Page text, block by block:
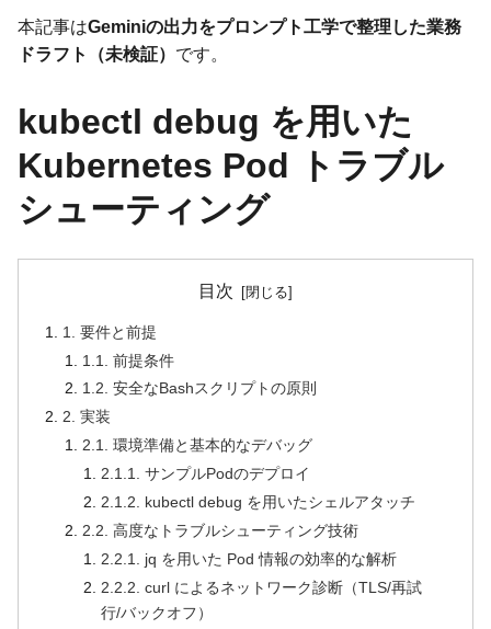
本記事はGeminiの出力をプロンプト工学で整理した業務
ドラフト（未検証） です。
kubectl debug を用いた
Kubernetes Pod トラブル
シューティング
目次
1. 要件と前提
1.1. 前提条件
1.2. 安全なBashスクリプトの原則
2. 実装
2.1. 環境準備と基本的なデバッグ
2.1.1. サンプルPodのデプロイ
2.1.2. kubectl debug を用いたシェルアタッチ
2.2. 高度なトラブルシューティング技術
2.2.1. jq を用いた Pod 情報の効率的な解析
2.2.2. curl によるネットワーク診断（TLS/再試
行/バックオフ）